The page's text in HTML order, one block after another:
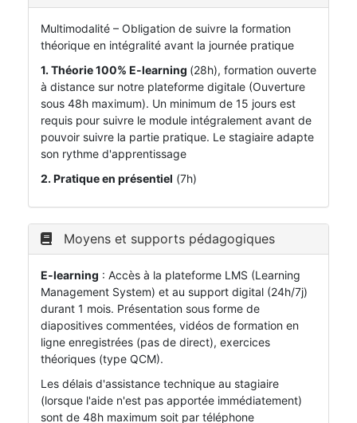
Multimodalité – Obligation de suivre la formation
théorique en intégralité avant la journée pratique
1. Théorie 100% E-learning (28h), formation ouverte
à distance sur notre plateforme digitale (Ouverture
sous 48h maximum). Un minimum de 15 jours est
requis pour suivre le module intégralement avant de
pouvoir suivre la partie pratique. Le stagiaire adapte
son rythme d'apprentissage
2. Pratique en présentiel (7h)
Moyens et supports pédagogiques
E-learning : Accès à la plateforme LMS (Learning
Management System) et au support digital (24h/7j)
durant 1 mois. Présentation sous forme de
diapositives commentées, vidéos de formation en
ligne enregistrées (pas de direct), exercices
théoriques (type QCM).
Les délais d'assistance technique au stagiaire
(lorsque l'aide n'est pas apportée immédiatement)
sont de 48h maximum soit par téléphone